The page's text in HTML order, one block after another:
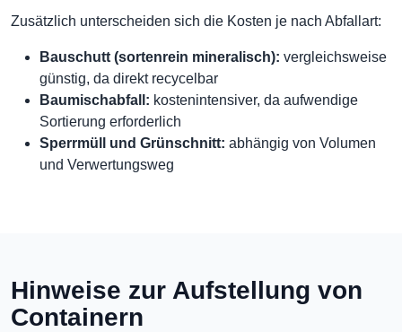
Zusätzlich unterscheiden sich die Kosten je nach Abfallart:
Bauschutt (sortenrein mineralisch): vergleichsweise
günstig, da direkt recycelbar
Baumischabfall: kostenintensiver, da aufwendige
Sortierung erforderlich
Sperrmüll und Grünschnitt: abhängig von Volumen
und Verwertungsweg
Hinweise zur Aufstellung von
Containern